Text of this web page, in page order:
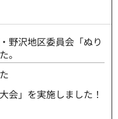
野沢地区委員会「ぬり
。
会」を実施しました！